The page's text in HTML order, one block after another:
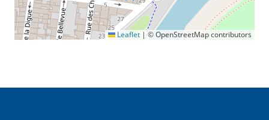
Leaflet |© OpenStreetMap contributors